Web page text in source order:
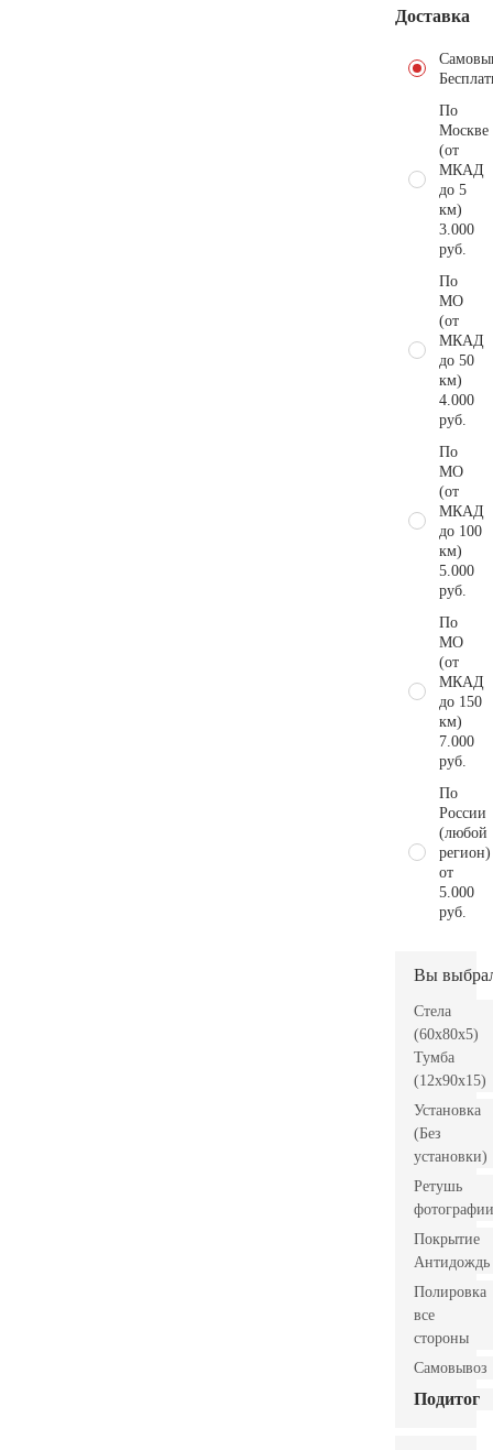
Доставка
По
Москве
(от
МКАД
до 5
км)
3.000
руб.
По
МО
(от
МКАД
до 50
км)
4.000
руб.
По
МО
(от
МКАД
до 100
км)
5.000
руб.
По
МО
(от
МКАД
до 150
км)
7.000
руб.
По
России
(любой
регион)
от
5.000
руб.
Вы
Стела
(60x80x5)
Тумба
(12x90x15)
Установка
(Без
установки)
Ретушь
фотографии
Покрытие
Антидождь
Полировка
все
стороны
Самовывоз
Подитог